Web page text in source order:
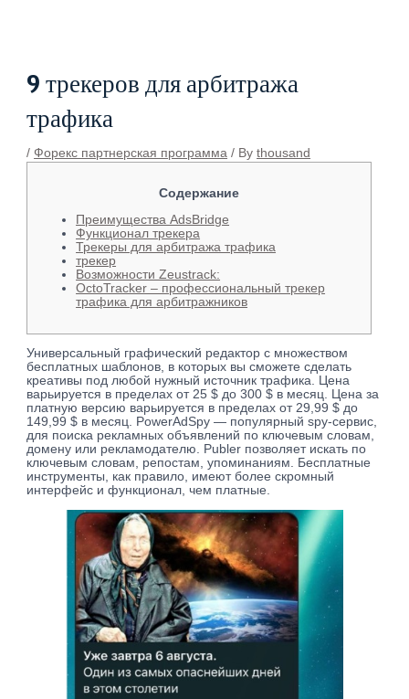
9 трекеров для арбитража
трафика
/ Форекс партнерская программа / Bythousand
Содержание
Преимущества AdsBridge
Функционал трекера
Трекеры для арбитража трафика
трекер
Возможности Zeustrack:
OctoTracker – профессиональный трекер
трафика для арбитражников
Универсальный графический редактор с множеством
бесплатных шаблонов, в которых вы сможете сделать
креативы под любой нужный источник трафика. Цена
варьируется в пределах от 25 $ до 300 $ в месяц. Цена за
платную версию варьируется в пределах от 29,99 $ до
149,99 $ в месяц. PowerAdSpy — популярный spy-сервис,
для поиска рекламных объявлений по ключевым словам,
домену или рекламодателю. Publer позволяет искать по
ключевым словам, репостам, упоминаниям. Бесплатные
инструменты, как правило, имеют более скромный
интерфейс и функционал, чем платные.